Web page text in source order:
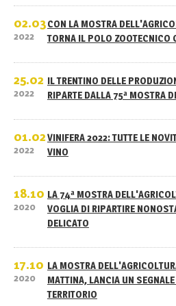
02.03
2022
CON LA MOSTRA
TORNA IL POLO ZOOTECNICO
25.02
2022
IL TRENTINO DELLE
RIPARTE DALLA 75ª MOSTRA
01.02
2022
VINIFERA 2022: TUTTE LE
VINO
18.10
2020
LA 74ª MOSTRA
VOGLIA DI RIPARTIRE
DELICATO
17.10
2020
LA MOSTRA
MATTINA, LANCIA UN
TERRITORIO